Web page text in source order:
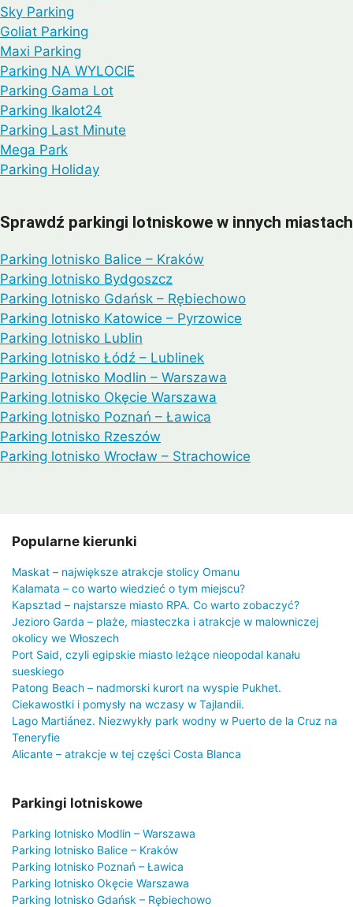
Sky Parking
Goliat Parking
Maxi Parking
Parking NA WYLOCIE
Parking Gama Lot
Parking Ikalot24
Parking Last Minute
Mega Park
Parking Holiday
Sprawdź parkingi lotniskowe w innych miastach
Parking lotnisko Balice – Kraków
Parking lotnisko Bydgoszcz
Parking lotnisko Gdańsk – Rębiechowo
Parking lotnisko Katowice – Pyrzowice
Parking lotnisko Lublin
Parking lotnisko Łódź – Lublinek
Parking lotnisko Modlin – Warszawa
Parking lotnisko Okęcie Warszawa
Parking lotnisko Poznań – Ławica
Parking lotnisko Rzeszów
Parking lotnisko Wrocław – Strachowice
Popularne kierunki
Maskat – największe atrakcje stolicy Omanu
Kalamata – co warto wiedzieć o tym miejscu?
Kapsztad – najstarsze miasto RPA. Co warto zobaczyć?
Jezioro Garda – plaże, miasteczka i atrakcje w malowniczej
okolicy we Włoszech
Port Said, czyli egipskie miasto leżące nieopodal kanału
sueskiego
Patong Beach – nadmorski kurort na wyspie Pukhet.
Ciekawostki i pomysły na wczasy w Tajlandii.
Lago Martiánez. Niezwykły park wodny w Puerto de la Cruz na
Teneryfie
Alicante – atrakcje w tej części Costa Blanca
Parkingi lotniskowe
Parking lotnisko Modlin – Warszawa
Parking lotnisko Balice – Kraków
Parking lotnisko Poznań – Ławica
Parking lotnisko Okęcie Warszawa
Parking lotnisko Gdańsk – Rębiechowo